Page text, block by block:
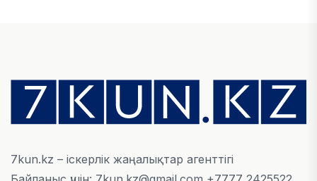
ҚАРЖЫ
Отбасы банктің қолдауымен 1,5 жыл ішінде 40
мыңға жуық отбасы қоныс тойын тойлады
7kun.kz – іскерлік жаңалықтар агенттігі